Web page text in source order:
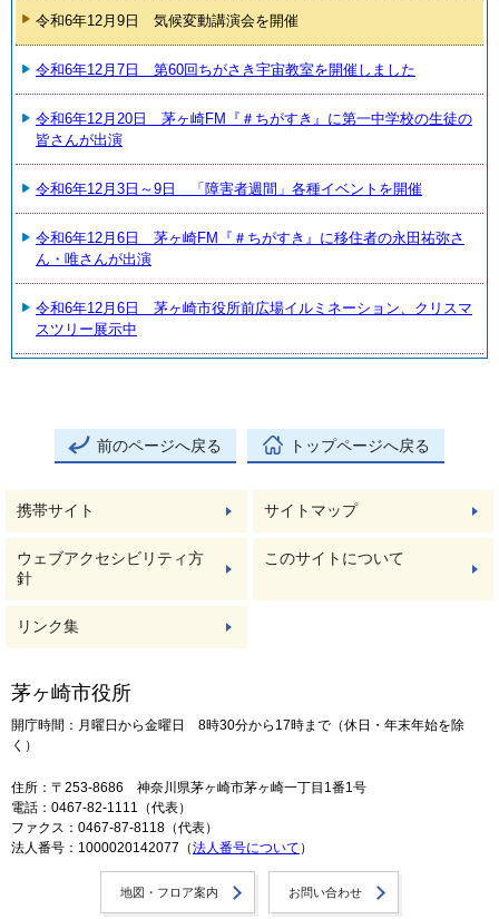
令和6年12月9日 気候変動講演会を開催
令和6年12月7日 第60回ちがさき宇宙教室を開催しました
令和6年12月20日 茅ヶ崎FM『＃ちがすき』に第一中学校の生徒の
皆さんが出演
令和6年12月3日～9日 「障害者週間」各種イベントを開催
令和6年12月6日 茅ヶ崎FM『＃ちがすき』に移住者の永田祐弥さ
ん・唯さんが出演
令和6年12月6日 茅ヶ崎市役所前広場イルミネーション、クリスマ
スツリー展示中
前のページへ戻る トップページへ戻る
携帯サイト サイトマップ
ウェブアクセシビリティ方
針
このサイトについて
リンク集
茅ヶ崎市役所
開庁時間：月曜日から金曜日 8時30分から17時まで（休日・年末年始を除
く）
住所：〒253-8686 神奈川県茅ヶ崎市茅ヶ崎一丁目1番1号
電話：0467-82-1111（代表）
ファクス：0467-87-8118（代表）
法人番号：1000020142077（法人番号について ）
地図・フロア案内 お問い合わせ